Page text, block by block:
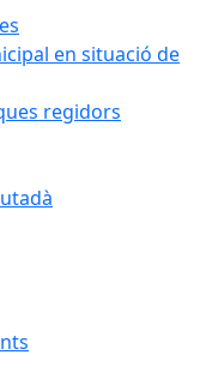
en situació de
regidors